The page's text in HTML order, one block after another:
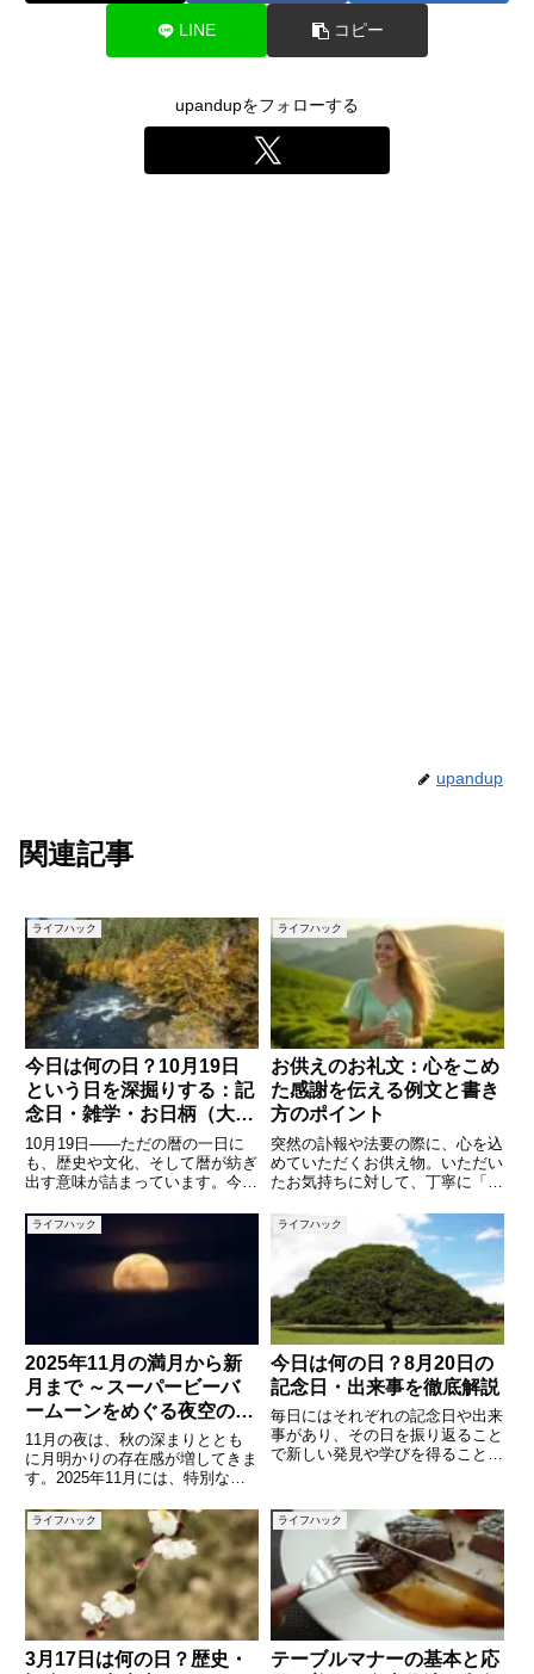
LINE コピー
upandupをフォローする
upandup
関連記事
ライフハック
今日は何の日？10月19日
という日を深掘りする：記
念日・雑学・お日柄（大
安）の意味を知ろう
10月19日――ただの暦の一日に
も、歴史や文化、そして暦が紡ぎ
出す意味が詰まっています。今日
の日」など、私たちの暮らしとつ
ながる記念日が複数存在します。
また、六曜では大安にあたり、な
にかを始めたりお祝い事をした
ライフハック
お供えのお礼文：心をこめ
た感謝を伝える例文と書き
方のポイント
突然の訃報や法要の際に、心を込
めていただくお供え物。いただい
たお気持ちに対して、丁寧に「あ
持ちを伝えることは大切です。し
かし、いざ言葉にしようとすると
「どんな文面が適切なのだろう」
「どんな表現が失礼にならないだ
ライフハック
2025年11月の満月から新
月まで ～スーパービーバ
ームーンをめぐる夜空の変
化～
11月の夜は、秋の深まりととも
に月明かりの存在感が増してきま
す。2025年11月には、特別な満
（Super Beaver Moon）」も見ら
れる月。満月・新月・上弦・下弦
の各フェーズがいつ、どう変化す
るのかを正確な
ライフハック
今日は何の日？8月20日の
記念日・出来事を徹底解説
毎日にはそれぞれの記念日や出来
事があり、その日を振り返ること
で新しい発見や学びを得ることが
しょうか。本記事では、8月20日
にまつわる記念日や歴史的な出来
事、さらに誕生花や誕生日の
ライフハック
3月17日は何の日？歴史・
ライフハック
テーブルマナーの基本と応